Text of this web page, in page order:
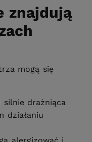
znajdują
mogą się
silnie drażniąca
działaniu